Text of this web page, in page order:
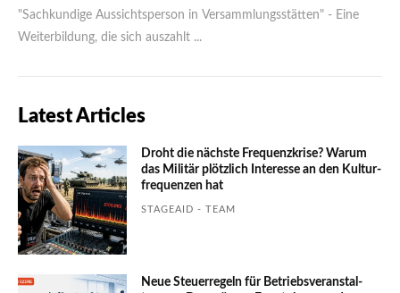
"Sachkundige Aussichtsperson in Versammlungsstätten" - Eine
Weiterbildung, die sich auszahlt ...
Latest Articles
Droht die nächste Frequenzkrise? Warum
das Mili­tär plötzlich Inte­resse an den Kultur­
fre­quen­zen hat
STAGEAID - TEAM
Neue Steuerregeln für Betriebs­ver­an­stal­